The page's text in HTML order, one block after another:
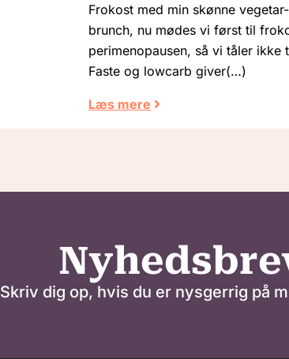
Frokost med min skønne
brunch, nu mødes vi først til
perimenopausen, så vi tåler
Faste og lowcarb giver
Læs mere
Skriv dig op, hvis du er nysgerrig på